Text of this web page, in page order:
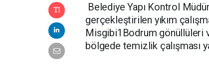
Belediye Yapı Kontrol
gerçekleştirilen yıkım
Misgibi1Bodrum gönüllüleri
bölgede temizlik çalışması